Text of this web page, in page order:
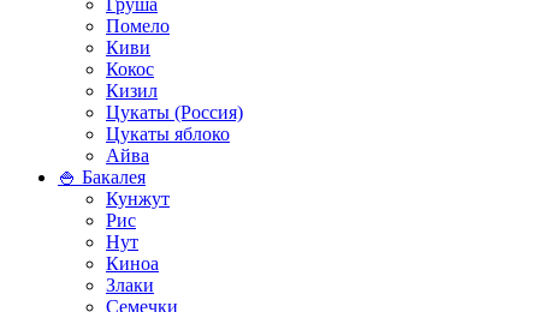
Помело
Киви
Кокос
Кизил
Цукаты (Россия)
Цукаты яблоко
Айва
🍚 Бакалея
Кунжут
Рис
Нут
Киноа
Злаки
Семечки